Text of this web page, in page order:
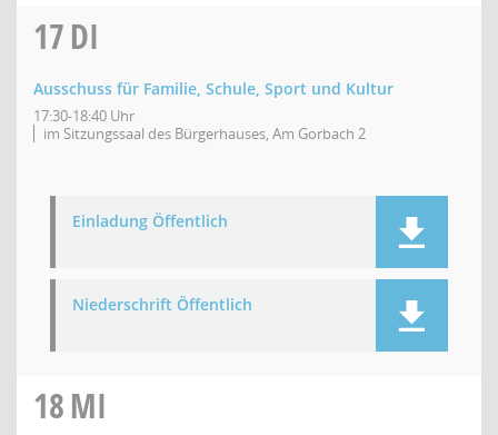
17DI
Ausschuss für Familie, Schule, Sport und Kultur
17:30-18:40 Uhr
im Sitzungssaal des Bürgerhauses, Am Gorbach 2
Einladung Öffentlich
Niederschrift Öffentlich
18MI